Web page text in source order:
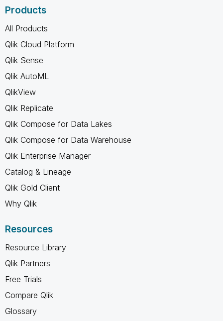
Products
All Products
Qlik Cloud Platform
Qlik Sense
Qlik AutoML
QlikView
Qlik Replicate
Qlik Compose for Data Lakes
Qlik Compose for Data Warehouse
Qlik Enterprise Manager
Catalog & Lineage
Qlik Gold Client
Why Qlik
Resources
Resource Library
Qlik Partners
Free Trials
Compare Qlik
Glossary